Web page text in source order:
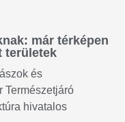
már térképen
területek
és
Természetjáró
hivatalos